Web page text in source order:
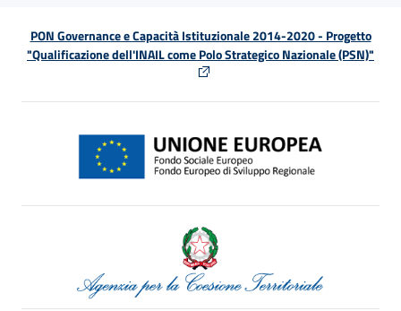
PON Governance e Capacità Istituzionale 2014-2020 - Progetto
"Qualificazione dell'INAIL come Polo Strategico Nazionale (PSN)"